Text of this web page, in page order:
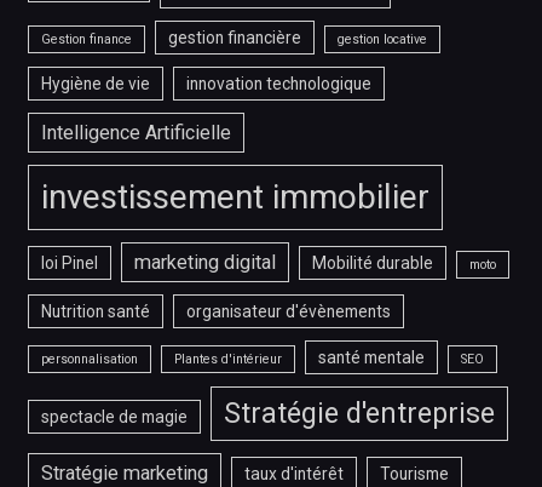
Gestion finance gestion financière gestion locative
Hygiène de vie innovation technologique
Intelligence Artificielle
investissement immobilier
loi Pinel marketing digital Mobilité durable moto
Nutrition santé organisateur d'évènements
personnalisation Plantes d'intérieur santé mentale SEO
spectacle de magie Stratégie d'entreprise
Stratégie marketing taux d'intérêt Tourisme